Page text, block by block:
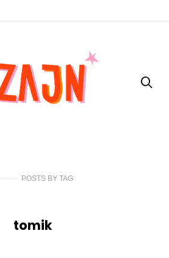
POSTS BYTAG
tomik